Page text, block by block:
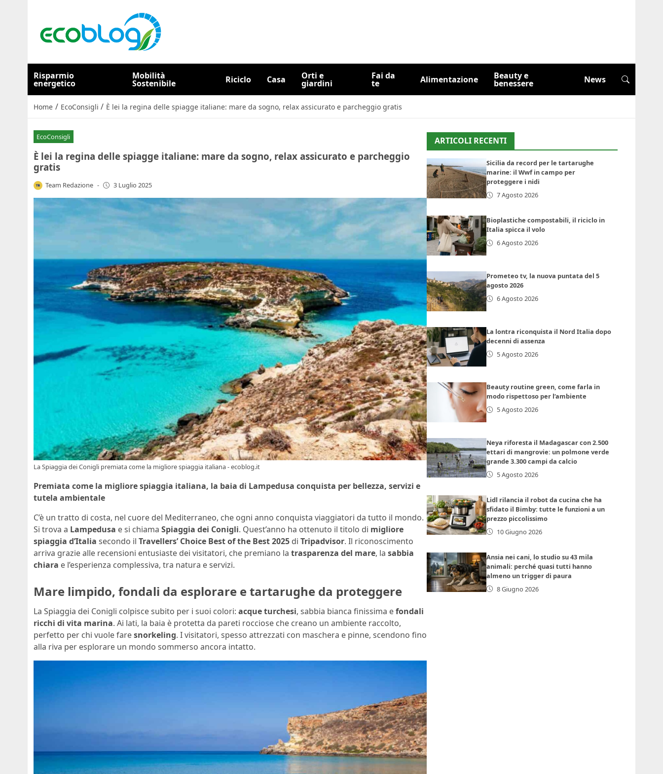
Risparmio
energetico
Mobilità
Sostenibile Riciclo Casa Orti e
giardini
Fai da
te Alimentazione Beauty e
benessere News
Home / EcoConsigli / È lei la regina delle spiagge italiane: mare da sogno, relax assicurato e parcheggio gratis
EcoConsigli
È lei la regina delle spiagge italiane: mare da sogno, relax assicurato e parcheggio
gratis
Team Redazione - 3 Luglio 2025
La Spiaggia dei Conigli premiata come la migliore spiaggia italiana - ecoblog.it
Premiata come la migliore spiaggia italiana, la baia di Lampedusa conquista per bellezza, servizi e
tutela ambientale
C’è un tratto di costa, nel cuore del Mediterraneo, che ogni anno conquista viaggiatori da tutto il mondo.
Si trova a Lampedusa e si chiama Spiaggia dei Conigli. Quest’anno ha ottenuto il titolo di migliore
spiaggia d’Italia secondo il Travellers’ Choice Best of the Best 2025 di Tripadvisor. Il riconoscimento
arriva grazie alle recensioni entusiaste dei visitatori, che premiano la trasparenza del mare, la sabbia
chiara e l’esperienza complessiva, tra natura e servizi.
Mare limpido, fondali da esplorare e tartarughe da proteggere
La Spiaggia dei Conigli colpisce subito per i suoi colori: acque turchesi, sabbia bianca finissima efondali
ricchi di vita marina. Ai lati, la baia è protetta da pareti rocciose che creano un ambiente raccolto,
perfetto per chi vuole faresnorkeling. I visitatori, spesso attrezzati con maschera e pinne, scendono fino
alla riva per esplorare un mondo sommerso ancora intatto.
ARTICOLI RECENTI
Sicilia da record per le tartarughe
marine: il Wwf in campo per
proteggere i nidi
7 Agosto 2026
Bioplastiche compostabili, il riciclo in
Italia spicca il volo
6 Agosto 2026
Prometeo tv, la nuova puntata del 5
agosto 2026
6 Agosto 2026
La lontra riconquista il Nord Italia dopo
decenni di assenza
5 Agosto 2026
Beauty routine green, come farla in
modo rispettoso per l’ambiente
5 Agosto 2026
Neya riforesta il Madagascar con 2.500
ettari di mangrovie: un polmone verde
grande 3.300 campi da calcio
5 Agosto 2026
Lidl rilancia il robot da cucina che ha
sfidato il Bimby: tutte le funzioni a un
prezzo piccolissimo
10 Giugno 2026
Ansia nei cani, lo studio su 43 mila
animali: perché quasi tutti hanno
almeno un trigger di paura
8 Giugno 2026